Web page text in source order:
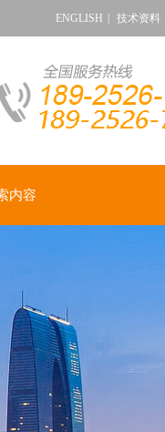
ENGLISH 技术资料